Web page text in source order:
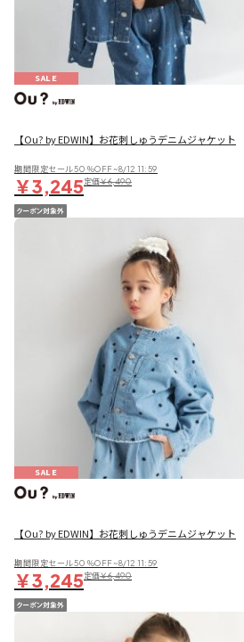
SALE
【Ou? by EDWIN】お花刺しゅうデニムジャケット
期間限定セール50％OFF~8/12 11:59
￥3,245定価￥6,490
SALE
【Ou? by EDWIN】お花刺しゅうデニムジャケット
期間限定セール50％OFF~8/12 11:59
￥3,245定価￥6,490